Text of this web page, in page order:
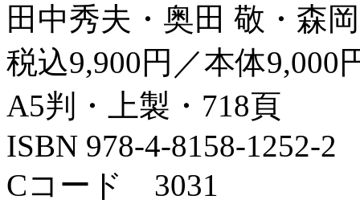
田中秀夫・奥田 敬・森
税込9,900円／本体9,000
A5判・上製・718頁
ISBN 978-4-8158-1252-2
Cコード 3031